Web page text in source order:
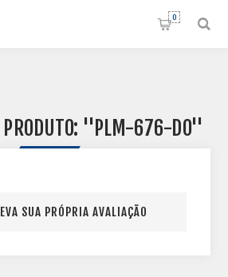
0
PLM-676-DO
SUA PRÓPRIA AVALIAÇÃO